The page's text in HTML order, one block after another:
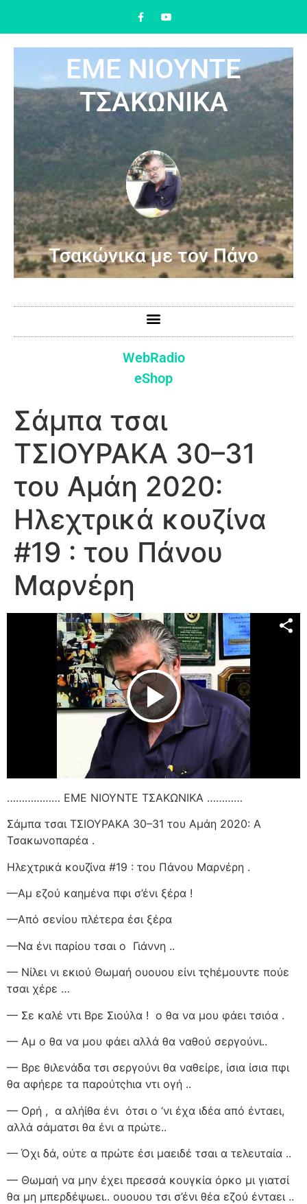
ΕΜΕ ΝΙΟΥΝΤΕ
ΤΣΑΚΩΝΙΚΑ
Τσακώνικα με τον Πάνο
WebRadio
eShop
Σάμπα τσαι
ΤΣΙΟΥΡΑΚΑ 30–31
του Αμάη 2020:
Ηλεχτρικά κουζίνα
#19 : του Πάνου
Μαρνέρη
Play Video
……………… ΕΜΕ ΝΙΟΥΝΤΕ ΤΣΑΚΩΝΙΚΑ …………
Σάμπα τσαι ΤΣΙΟΥΡΑΚΑ 30–31 του Αμάη 2020: Α
Τσακωνοπαρέα .
Ηλεχτρικά κουζίνα #19 : του Πάνου Μαρνέρη .
—Αμ εζού καημένα πφι σ’ένι ξέρα !
—Από σενίου πλέτερα έσι ξέρα
—Να ένι παρίου τσαι ο Γιάννη ..
— Νίλει νι εκιού Θωμαή ουουου είνι τςhέμουντε πούε
τσαι χέρε …
— Σε καλέ ντι Βρε Σιούλα ! ο θα να μου φάει τσιόα .
— Αμ ο θα να μου φάει αλλά θα ναθού σεργούνι..
— Βρε θιλενάδα τσι σεργούνι θα ναθείρε, ίσια ίσια πφι
θα αφήερε τα παρούτςhια ντι ογή ..
— Ορή , α αλήίθα ένι ότσι ο ‘νι έχα ιδέα από ένταει,
αλλά σάματσι θα ένι α πρώτε..
— Όχι δά, ούτε α πρώτε έσι μαειδέ τσαι α τελευταία ..
— Θωμαή να μην έχει πρεσσά κουγκία όρκο μι γιατσί
θα μη μπερδέψωει.. ουουου τσι σ’ένι θέα εζού ένταει ..